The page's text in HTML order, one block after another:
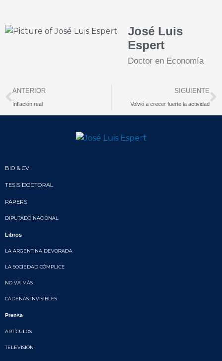
José Luis
Espert
Doctor en Economía
Prev
ANTERIOR
Inflación real
SIGUIENTE
Volvió a crecer fuerte la actividad
BIO & CV
TESIS DOCTORAL
PAPERS
DIPUTADO NACIONAL
Libros
LA ARGENTINA DEVORADA
LA SOCIEDAD CÓMPLICE
NO VA MÁS
CADENAS INVISIBLES
Prensa
ARTÍCULOS
TELEVISIÓN